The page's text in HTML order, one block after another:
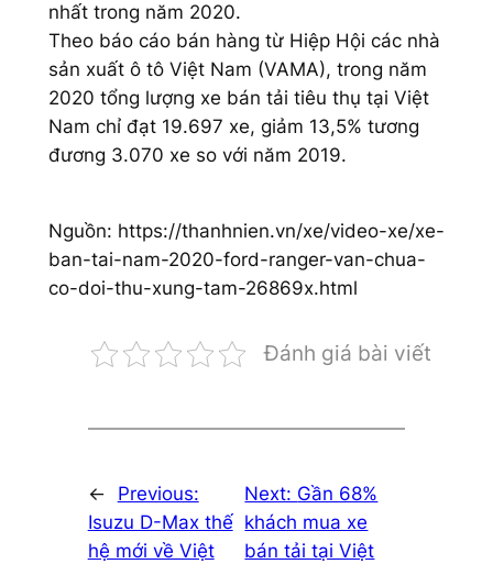
nhất trong năm 2020.
Theo báo cáo bán hàng từ Hiệp Hội các nhà
sản xuất ô tô Việt Nam (VAMA), trong năm
2020 tổng lượng xe bán tải tiêu thụ tại Việt
Nam chỉ đạt 19.697 xe, giảm 13,5% tương
đương 3.070 xe so với năm 2019.
Nguồn: https://thanhnien.vn/xe/video-xe/xe-
ban-tai-nam-2020-ford-ranger-van-chua-
co-doi-thu-xung-tam-26869x.html
Đánh giá bài viết
←
Previous:
Isuzu D-Max thế
hệ mới về Việt
Next: Gần 68%
khách mua xe
bán tải tại Việt